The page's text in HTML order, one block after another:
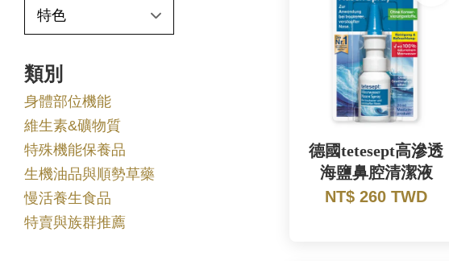
類別
身體部位機能
維生素&礦物質
特殊機能保養品
生機油品與順勢草藥
慢活養生食品
特賣與族群推薦
德國tetesept高滲透
海鹽鼻腔清潔液
NT$ 260 TWD